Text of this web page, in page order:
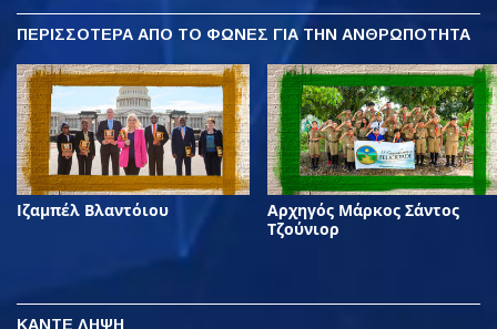
ΠΕΡΙΣΣΟΤΕΡΑ ΑΠΟ ΤΟ ΦΩΝΕΣ ΓΙΑ ΤΗΝ ΑΝΘΡΩΠΟΤΗΤΑ
Ιζαμπέλ Βλαντόιου
Αρχηγός Μάρκος Σάντος
Τζούνιορ
ΚΑΝΤΕ ΛΗΨΗ